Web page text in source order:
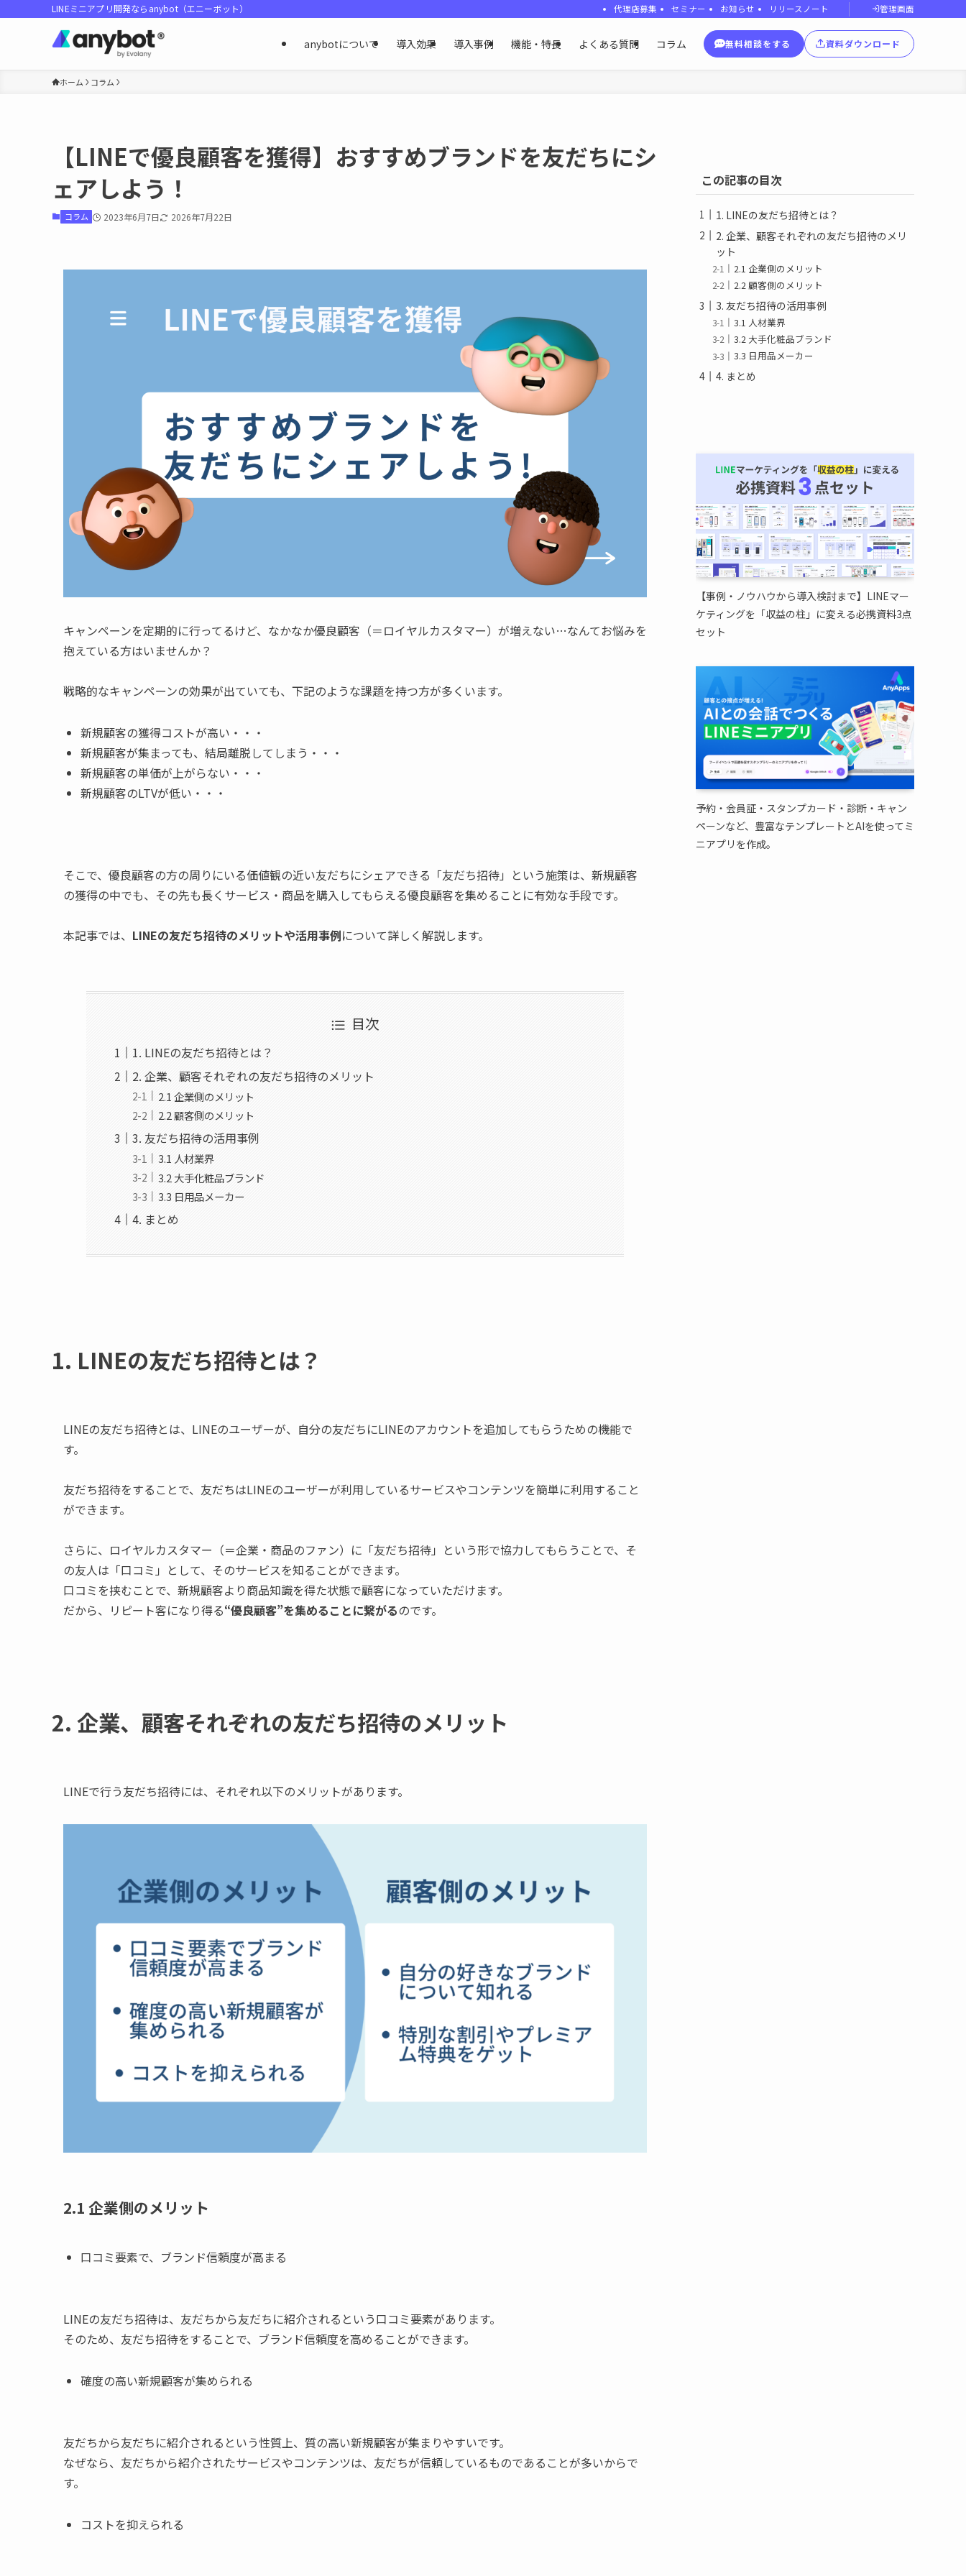
LINEミニアプリ開発ならanybot（エニーボット） 代理店募集 セミナー お知らせ リリースノート 管理画面
anybotについて 導入効果 導入事例 機能・特長 よくある質問 コラム 無料相談をする 資料ダウンロード
ホーム コラム
【LINEで優良顧客を獲得】おすすめブランドを友だちにシ
ェアしよう！
コラム 2023年6月7日 2026年7月22日
キャンペーンを定期的に行ってるけど、なかなか優良顧客（＝ロイヤルカスタマー）が増えない…なんてお悩みを
抱えている方はいませんか？
戦略的なキャンペーンの効果が出ていても、下記のような課題を持つ方が多くいます。
新規顧客の獲得コストが高い・・・
新規顧客が集まっても、結局離脱してしまう・・・
新規顧客の単価が上がらない・・・
新規顧客のLTVが低い・・・
そこで、優良顧客の方の周りにいる価値観の近い友だちにシェアできる「友だち招待」という施策は、新規顧客
の獲得の中でも、その先も長くサービス・商品を購入してもらえる優良顧客を集めることに有効な手段です。
本記事では、 LINEの友だち招待のメリットや活用事例について詳しく解説します。
目次
1. LINEの友だち招待とは？
2. 企業、顧客それぞれの友だち招待のメリット
2.1 企業側のメリット
2.2 顧客側のメリット
3. 友だち招待の活用事例
3.1 人材業界
3.2 大手化粧品ブランド
3.3 日用品メーカー
4. まとめ
1. LINEの友だち招待とは？
LINEの友だち招待とは、LINEのユーザーが、自分の友だちにLINEのアカウントを追加してもらうための機能で
す。
友だち招待をすることで、友だちはLINEのユーザーが利用しているサービスやコンテンツを簡単に利用すること
ができます。
さらに、ロイヤルカスタマー（＝企業・商品のファン）に「友だち招待」という形で協力してもらうことで、そ
の友人は「口コミ」として、そのサービスを知ることができます。
口コミを挟むことで、新規顧客より商品知識を得た状態で顧客になっていただけます。
だから、リピート客になり得る“優良顧客”を集めることに繋がるのです。
2. 企業、顧客それぞれの友だち招待のメリット
LINEで行う友だち招待には、それぞれ以下のメリットがあります。
2.1 企業側のメリット
口コミ要素で、ブランド信頼度が高まる
LINEの友だち招待は、友だちから友だちに紹介されるという口コミ要素があります。
そのため、友だち招待をすることで、ブランド信頼度を高めることができます。
確度の高い新規顧客が集められる
友だちから友だちに紹介されるという性質上、質の高い新規顧客が集まりやすいです。
なぜなら、友だちから紹介されたサービスやコンテンツは、友だちが信頼しているものであることが多いからで
す。
コストを抑えられる
この記事の目次
1. LINEの友だち招待とは？
2. 企業、顧客それぞれの友だち招待のメリ
ット
2.1 企業側のメリット
2.2 顧客側のメリット
3. 友だち招待の活用事例
3.1 人材業界
3.2 大手化粧品ブランド
3.3 日用品メーカー
4. まとめ
【事例・ノウハウから導入検討まで】LINEマー
ケティングを「収益の柱」に変える必携資料3点
セット
予約・会員証・スタンプカード・診断・キャン
ペーンなど、豊富なテンプレートとAIを使ってミ
ニアプリを作成。